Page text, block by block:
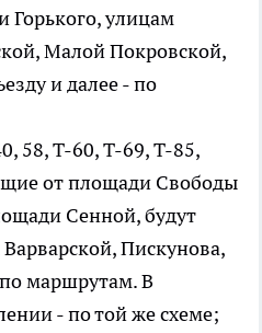
Горького, улицам
Малой Покровской,
и далее - по
58, Т-60, Т-69, Т-85,
от площади Свободы
Сенной, будут
Пискунова,
маршрутам. В
- по той же схеме;